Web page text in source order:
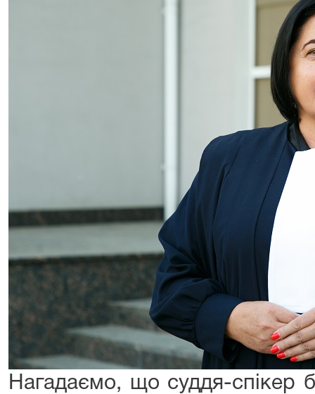
Нагадаємо, що суддя-спікер